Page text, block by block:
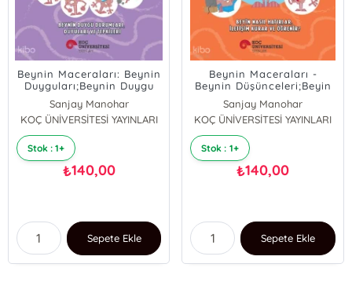
Beynin Maceraları: Beynin
Duyguları;Beynin Duygu
Durumları, Duyuları ve
Tepkileri
Sanjay Manohar
KOÇ ÜNİVERSİTESİ YAYINLARI
Stok : 1+
₺140,00
Sepete Ekle
Beynin Maceraları -
Beynin Düşünceleri;Beyin
Nasıl Hatırlar, İletişim
Kurar ve Öğrenir?
Sanjay Manohar
KOÇ ÜNİVERSİTESİ YAYINLARI
Stok : 1+
₺140,00
Sepete Ekle